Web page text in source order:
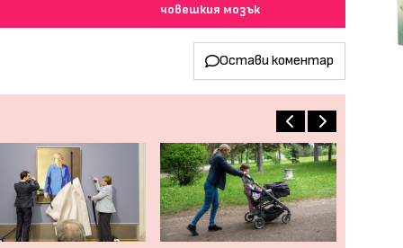
човешкия мозък
Остави коментар